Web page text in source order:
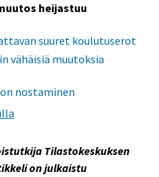
heijastuu
suuret koulutuserot
vähäisiä muutoksia
nostaminen
Tilastokeskuksen
on julkaistu